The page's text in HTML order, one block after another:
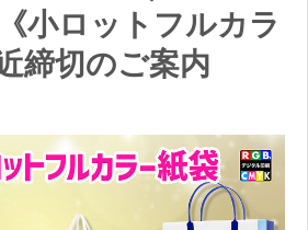
小ロットフルカラ
締切のご案内